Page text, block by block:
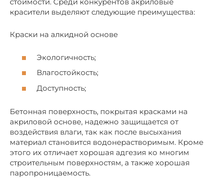
красители выделяют следующие преимущества:
Краски на алкидной основе
Экологичность;
Влагостойкость;
Доступность;
Бетонная поверхность, покрытая красками на
акриловой основе, надежно защищается от
воздействия влаги, так как после высыхания
материал становится водонерастворимым. Кроме
этого их отличает хорошая адгезия ко многим
строительным поверхностям, а также хорошая
паропроницаемость.